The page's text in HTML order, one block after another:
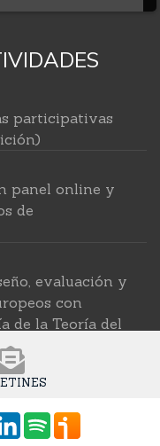
participativas
panel online y
de
evaluación y
con
de la Teoría del